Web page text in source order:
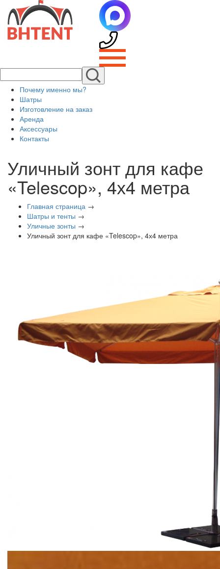
Почему именно мы?
Шатры
Изготовление на заказ
Аренда
Аксессуары
Контакты
Уличный зонт для кафе
«Telescop», 4х4 метра
Главная страница →
Шатры и тенты →
Уличные зонты →
Уличный зонт для кафе «Telescop», 4х4 метра